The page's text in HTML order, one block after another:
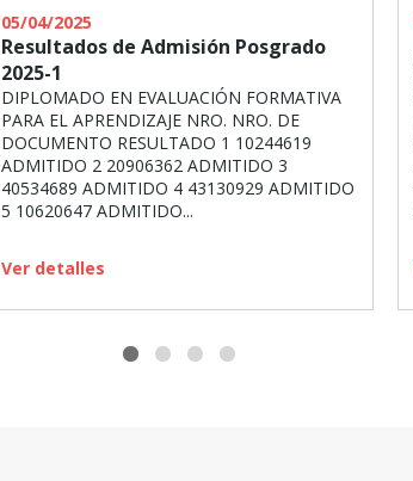
05/04/2025
Resultados de Admisión Posgrado
2025-1
DIPLOMADO EN EVALUACIÓN FORMATIVA
PARA EL APRENDIZAJE NRO. NRO. DE
DOCUMENTO RESULTADO 1 10244619
ADMITIDO 2 20906362 ADMITIDO 3
40534689 ADMITIDO 4 43130929 ADMITIDO
5 10620647 ADMITIDO...
Ver detalles